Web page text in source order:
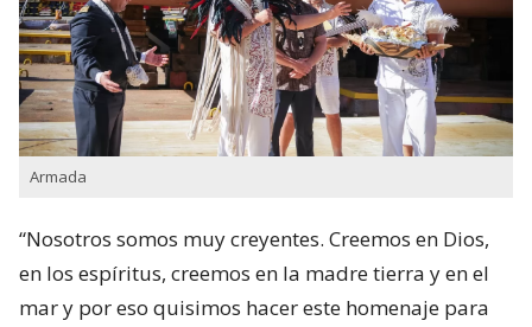
Armada
“Nosotros somos muy creyentes. Creemos en Dios,
en los espíritus, creemos en la madre tierra y en el
mar y por eso quisimos hacer este homenaje para